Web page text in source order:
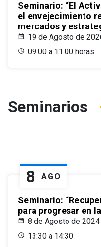
Seminario: “El
el envejecimiento
mercados y
19 de Agosto de
09:00 a 11:00 horas
Seminarios
8 AGO
Seminario:
para progresar en
8 de Agosto de 2024
13:30 a 14:30